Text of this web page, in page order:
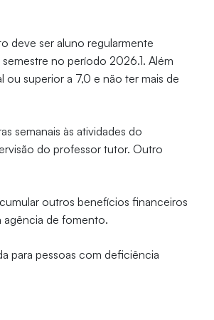
deve ser aluno regularmente
no período 2026.1. Além
ou superior a 7,0 e não ter mais de
semanais às atividades do
do professor tutor. Outro
outros benefícios financeiros
de fomento.
para pessoas com deficiência